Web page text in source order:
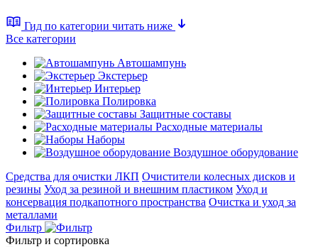
Гид по категории читать ниже
Все категории
Автошампунь
Экстерьер
Интерьер
Полировка
Защитные составы
Расходные материалы
Наборы
Воздушное оборудование
Средства для очистки ЛКП Очистители колесных дисков и
резины Уход за резиной и внешним пластиком Уход и
консервация подкапотного пространства Очистка и уход за
металлами
Фильтр
Фильтр и сортировка